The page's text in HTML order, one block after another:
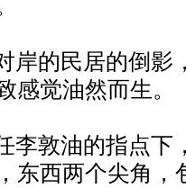
的民居的倒影
感觉油然而生。
敦油的指点下
东西两个尖角，